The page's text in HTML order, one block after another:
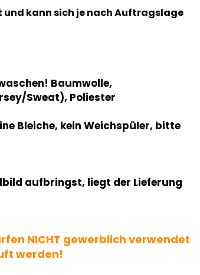
und kann sich je nach Auftragslage
Baumwolle,
Sweat), Poliester
Bleiche, kein Weichspüler, bitte
aufbringst, liegt der Lieferung
NICHT gewerblich verwendet
werden!